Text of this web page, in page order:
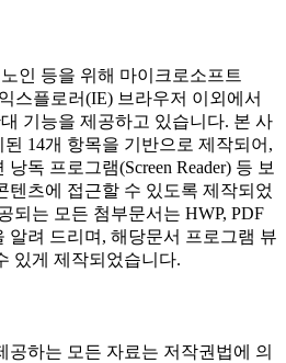
인 등을 위해 마이크로소프트
스플로러(IE) 브라우저 이외에서
기능을 제공하고 있습니다. 본 사
14개 항목을 기반으로 제작되어,
독 프로그램(Screen Reader) 등 보
텐츠에 접근할 수 있도록 제작되었
되는 모든 첨부문서는 HWP, PDF
알려 드리며, 해당문서 프로그램 뷰
있게 제작되었습니다.
공하는 모든 자료는 저작권법에 의